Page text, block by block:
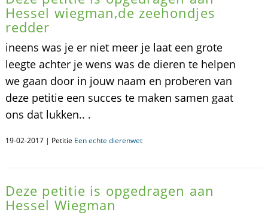
Hessel wiegman,de zeehondjes
redder
ineens was je er niet meer je laat een grote
leegte achter je wens was de dieren te helpen
we gaan door in jouw naam en proberen van
deze petitie een succes te maken samen gaat
ons dat lukken.. .
19-02-2017 | Petitie Een echte dierenwet
Deze petitie is opgedragen aan
Hessel Wiegman